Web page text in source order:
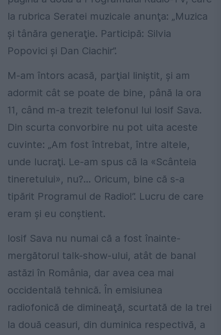
la rubrica Seratei muzicale anunţa: „Muzica
şi tânăra generaţie. Participă: Silvia
Popovici şi Dan Ciachir”.
M-am întors acasă, parţial liniştit, şi am
adormit cât se poate de bine, până la ora
11, când m-a trezit telefonul lui Iosif Sava.
Din scurta convorbire nu pot uita aceste
cuvinte: „Am fost întrebat, între altele,
unde lucraţi. Le-am spus că la «Scânteia
tineretului», nu?… Oricum, bine că s-a
tipărit Programul de Radio!”. Lucru de care
eram şi eu conştient.
Iosif Sava nu numai că a fost înainte-
mergătorul talk-show-ului, atât de banal
astăzi în România, dar avea cea mai
occidentală tehnică. În emisiunea
radiofonică de dimineaţă, scurtată de la trei
la două ceasuri, din duminica respectivă, a